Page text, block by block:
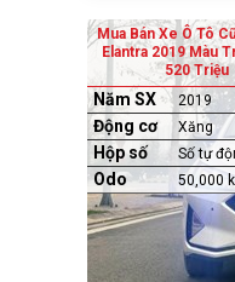
Mua Bán Xe Ô Tô
Elantra 2019 Màu
520 Triệu
Năm SX 2019
Động cơ Xăng
Hộp số Số tự
Odo 50,000